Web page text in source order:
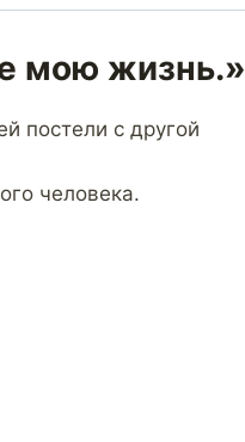
мою жизнь.»
постели с другой
человека.